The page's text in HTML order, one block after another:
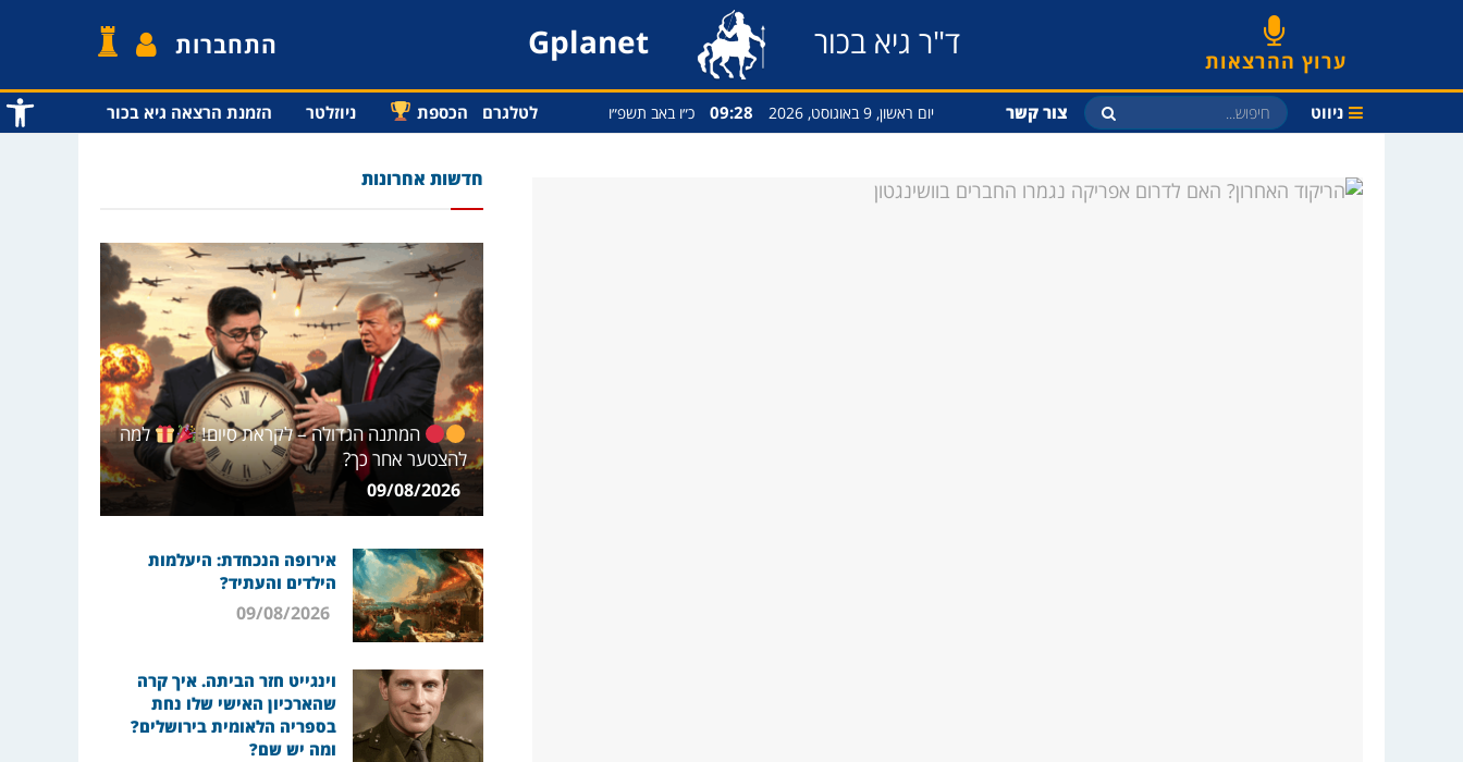
פתח
ערוץ ההרצאות ד"ר גיא בכור Gplanet התחברות
ניווט צור קשר יום ראשון, 9 באוגוסט, 2026 09:28 כ״ו באב תשפ״ו לטלגרם הכספת ניוזלטר הזמנת הרצאה גיא בכור
חדשות אחרונות
המתנה הגדולה – לקראת סיום!
למה
להצטער אחר כך?
09/08/2026
אירופה הנכחדת: היעלמות
הילדים והעתיד?
09/08/2026
וינגייט חזר הביתה. איך קרה
שהארכיון האישי שלו נחת
בספריה הלאומית בירושלים?
ומה יש שם?